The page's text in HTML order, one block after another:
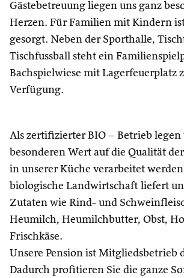
Gästebetreuung liegen uns ganz
Herzen. Für Familien mit Kindern
gesorgt. Neben der Sporthalle,
Tischfussball steht ein
Bachspielwiese mit Lagerfeuerplatz
Verfügung.
Als zertifizierter BIO – Betrieb legen
besonderen Wert auf die Qualität
in unserer Küche verarbeitet
biologische Landwirtschaft liefert
Zutaten wie Rind- und
Heumilch, Heumilchbutter, Obst,
Frischkäse.
Unsere Pension ist Mitgliedsbetrieb
Dadurch profitieren Sie die ganze